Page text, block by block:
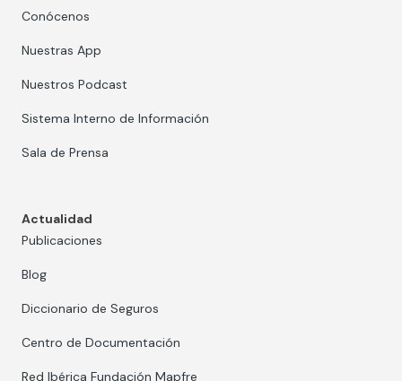
Conócenos
Nuestras App
Nuestros Podcast
Sistema Interno de Información
Sala de Prensa
Actualidad
Publicaciones
Blog
Diccionario de Seguros
Centro de Documentación
Red Ibérica Fundación Mapfre